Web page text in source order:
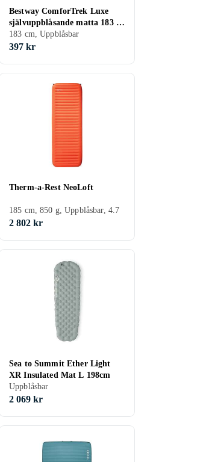
Bestway ComforTrek Luxe
självuppblåsande matta 183 x
63,5 x 7,6 cm
183 cm, Uppblåsbar
397 kr
Therm-a-Rest NeoLoft
185 cm, 850 g, Uppblåsbar, 4.7
2 802 kr
Sea to Summit Ether Light
XR Insulated Mat L 198cm
Uppblåsbar
2 069 kr